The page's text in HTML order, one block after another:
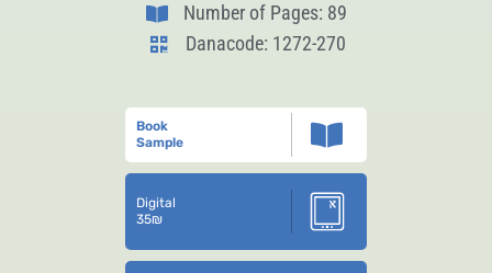
Number of Pages: 89
Danacode: 1272-270
Book
Sample
Digital
35₪